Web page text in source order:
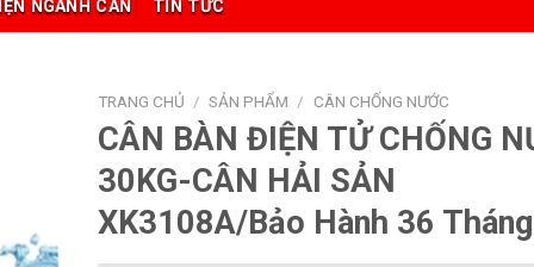
NGÀNH CÂN TIN TỨC
TRANG CHỦ / SẢN PHẨM / CÂN CHỐNG NƯỚC
CÂN BÀN ĐIỆN TỬ CHỐNG
30KG-CÂN HẢI SẢN
XK3108A/Bảo Hành 36 Tháng